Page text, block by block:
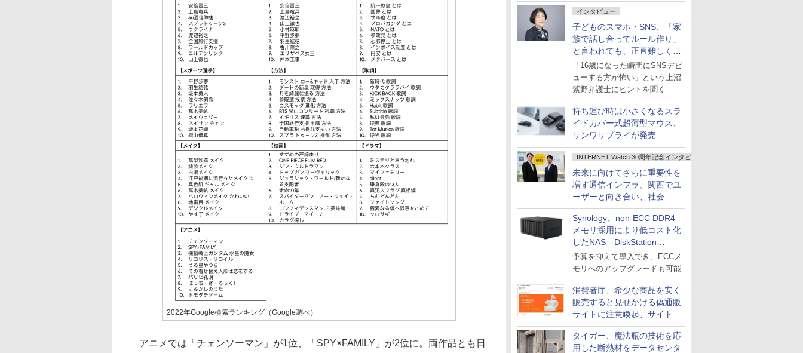
インタビュー
子どものスマホ・SNS、「家
族で話し合ってルール作り」
と言われても、正直難しくな
いですか？
「16歳になった瞬間にSNSデビ
ューする方が怖い」という上沼
紫野弁護士にヒントを聞く
持ち運び時は小さくなるスラ
イドカバー式超薄型マウス、
サンワサプライが発売
INTERNET Watch 30周年記念インタビュー
未来に向けてさらに重要性を
増す通信インフラ、関西でユ
ーザーと向き合い、社会
の“あたらしい”を起動し続け
る～オプテージ
Synology、non-ECC DDR4
メモリ採用により低コスト化
したNAS「DiskStation
neo+」シリーズ
予算を抑えて導入でき、ECCメ
モリへのアップグレードも可能
消費者庁、希少な商品を安く
販売すると見せかける偽通販
サイトに注意喚起、サイト名
とドメイン名を公表
タイガー、魔法瓶の技術を応
用した断熱材をデータセンタ
2022年Google検索ランキング（Google調べ）
アニメでは「チェンソーマン」が1位、「SPY×FAMILY」が2位に。両作品とも日